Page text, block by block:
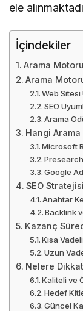
ele
İçindekiler
Arama
Arama
Web Sitesi
SEO
Arama
Hangi Arama
Microsoft
Presearch
Google
SEO
Anahtar
Backlink
Kazanç
Kısa
Uzun
Nelere
Kaliteli ve
Hedef
Güncel